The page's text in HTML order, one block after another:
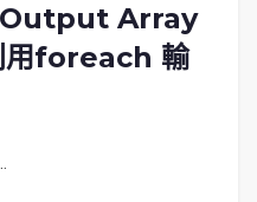
Output Array
foreach 輸